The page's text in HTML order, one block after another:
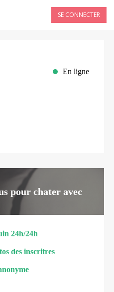
SE CONNECTER
En ligne
pour chater avec
24h/24h
des inscritres